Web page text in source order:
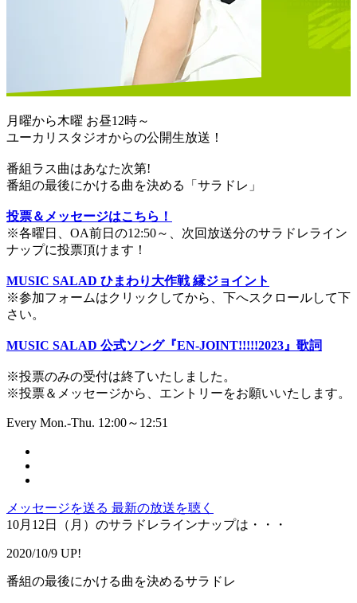
月曜から木曜 お昼12時～
ユーカリスタジオからの公開生放送！
番組ラス曲はあなた次第!
番組の最後にかける曲を決める「サラドレ」
投票＆メッセージはこちら！
※各曜日、OA前日の12:50～、次回放送分のサラドレライン
ナップに投票頂けます！
MUSIC SALAD ひまわり大作戦 縁ジョイント
※参加フォームはクリックしてから、下へスクロールして下
さい。
MUSIC SALAD 公式ソング『EN-JOINT!!!!!2023』歌詞
※投票のみの受付は終了いたしました。
※投票＆メッセージから、エントリーをお願いいたします。
Every Mon.-Thu. 12:00～12:51
メッセージを送る 最新の放送を聴く
10月12日（月）のサラドレラインナップは・・・
2020/10/9 UP!
番組の最後にかける曲を決めるサラドレ